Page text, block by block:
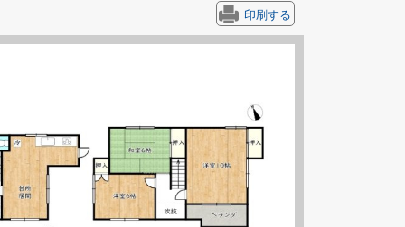
印刷する